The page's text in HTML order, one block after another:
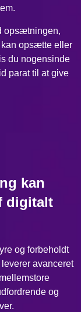
opsætningen,
kan opsætte eller
du nogensinde
parat til at give
kan
digitalt
og forbeholdt
avanceret
og